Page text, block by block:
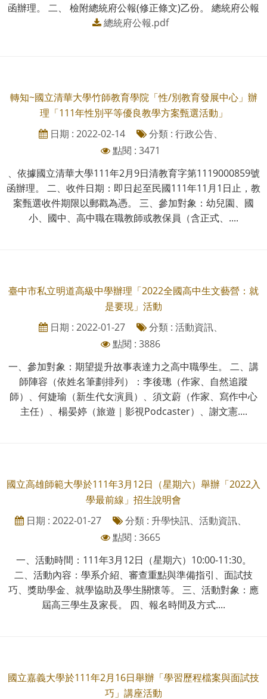
函辦理。 二、 檢附總統府公報(修正條文)乙份。 總統府公報
總統府公報.pdf
轉知~國立清華大學竹師教育學院「性/別教育發展中心」辦
理「111年性別平等優良教學方案甄選活動」
日期 : 2022-02-14
分類 : 行政公告、
點閱 : 3471
、依據國立清華大學111年2月9日清教育字第1119000859號
函辦理。 二、收件日期：即日起至民國111年11月1日止，教
案甄選收件期限以郵戳為憑。 三、參加對象：幼兒園、國
小、國中、高中職在職教師或教保員（含正式、....
臺中市私立明道高級中學辦理「2022全國高中生文藝營：就
是要現」活動
日期 : 2022-01-27
分類 : 活動資訊、
點閱 : 3886
一、參加對象：期望提升故事表達力之高中職學生。 二、講
師陣容（依姓名筆劃排列）：李後璁（作家、自然追蹤
師）、何婕瑜（新生代女演員）、須文蔚（作家、寫作中心
主任）、楊晏婷（旅遊｜影視Podcaster）、謝文憲....
國立高雄師範大學於111年3月12日（星期六）舉辦「2022入
學最前線」招生說明會
日期 : 2022-01-27
分類 : 升學快訊、活動資訊、
點閱 : 3665
一、活動時間：111年3月12日（星期六）10:00-11:30。
二、活動內容：學系介紹、審查重點與準備指引、面試技
巧、獎助學金、就學協助及學生關懷等。 三、活動對象：應
屆高三學生及家長。 四、報名時間及方式....
國立嘉義大學於111年2月16日舉辦「學習歷程檔案與面試技
巧」講座活動